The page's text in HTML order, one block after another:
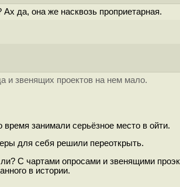
да, она же насквозь проприетарная.
и звенящих проектов на нем мало.
занимали серьёзное место в ойти.
для себя решили переоткрыть.
С чартами опросами и звенящими
в истории.